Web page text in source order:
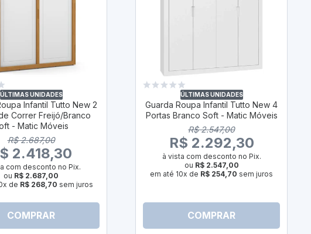
ÚLTIMAS UNIDADES
Infantil Tutto New 2
Correr Freijó/Branco
- Matic Móveis
R$ 2.687,00
2.418,30
com desconto no Pix.
ou R$ 2.687,00
de R$ 268,70 sem juros
COMPRAR
ÚLTIMAS UNIDADES
Guarda Roupa Infantil Tutto New 4
Portas Branco Soft - Matic Móveis
R$ 2.547,00
R$ 2.292,30
à vista com desconto no Pix.
ou R$ 2.547,00
em até 10x de R$ 254,70 sem juros
COMPRAR